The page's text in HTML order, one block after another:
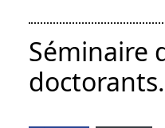
Séminaire